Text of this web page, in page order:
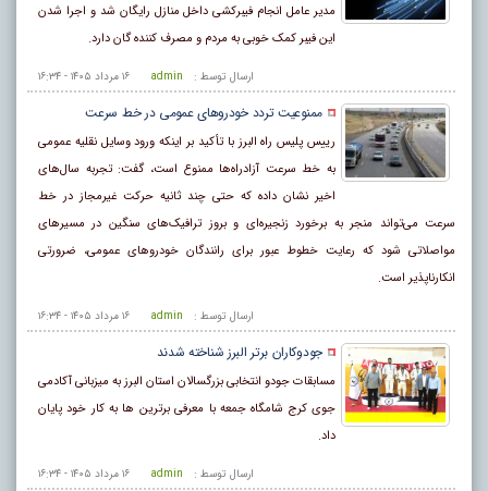
مدیر عامل انجام فیبرکشی داخل منازل رایگان شد و اجرا شدن
این فیبر کمک خوبی به مردم و مصرف کننده گان دارد.
۱۶ مرداد ۱۴۰۵ - ۱۶:۳۴ ارسال توسط : admin
ممنوعیت تردد خودروهای عمومی در خط سرعت
رییس پلیس راه البرز با تأکید بر اینکه ورود وسایل نقلیه عمومی
به خط سرعت آزادراه‌ها ممنوع است، گفت: تجربه سال‌های
اخیر نشان داده که حتی چند ثانیه حرکت غیرمجاز در خط
سرعت می‌تواند منجر به برخورد زنجیره‌ای و بروز ترافیک‌های سنگین در مسیرهای
مواصلاتی شود که رعایت خطوط عبور برای رانندگان خودروهای عمومی، ضرورتی
انکارناپذیر است.
۱۶ مرداد ۱۴۰۵ - ۱۶:۳۴ ارسال توسط : admin
جودوکاران برتر البرز شناخته شدند
مسابقات جودو انتخابی بزرگسالان استان البرز به میزبانی آکادمی
جوی کرج شامگاه جمعه با معرفی برترین ها به کار خود پایان
داد.
۱۶ مرداد ۱۴۰۵ - ۱۶:۳۴ ارسال توسط : admin